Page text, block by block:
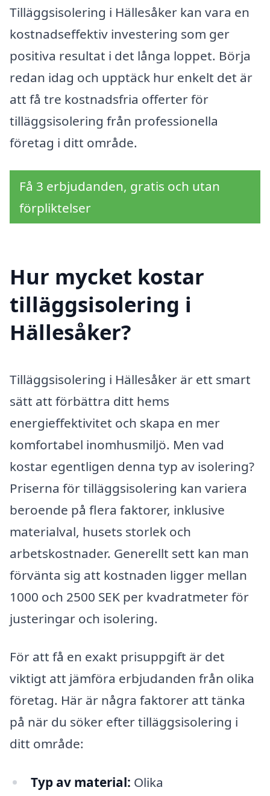
Tilläggsisolering i Hällesåker kan vara en
kostnadseffektiv investering som ger
positiva resultat i det långa loppet. Börja
redan idag och upptäck hur enkelt det är
att få tre kostnadsfria offerter för
tilläggsisolering från professionella
företag i ditt område.
Få 3 erbjudanden, gratis och utan
förpliktelser
Hur mycket kostar
tilläggsisolering i
Hällesåker?
Tilläggsisolering i Hällesåker är ett smart
sätt att förbättra ditt hems
energieffektivitet och skapa en mer
komfortabel inomhusmiljö. Men vad
kostar egentligen denna typ av isolering?
Priserna för tilläggsisolering kan variera
beroende på flera faktorer, inklusive
materialval, husets storlek och
arbetskostnader. Generellt sett kan man
förvänta sig att kostnaden ligger mellan
1000 och 2500 SEK per kvadratmeter för
justeringar och isolering.
För att få en exakt prisuppgift är det
viktigt att jämföra erbjudanden från olika
företag. Här är några faktorer att tänka
på när du söker efter tilläggsisolering i
ditt område:
Typ av material: Olika